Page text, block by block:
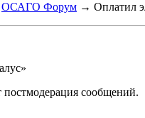
ОСАГО Форум → Оплатил
постмодерация сообщений.